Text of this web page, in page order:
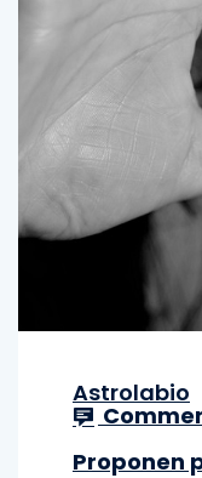
Astrolabio
Proponen